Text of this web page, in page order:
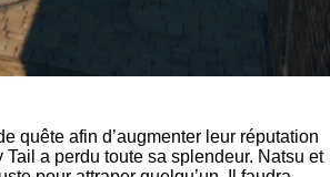
quête afin d’augmenter leur réputation
a perdu toute sa splendeur. Natsu et